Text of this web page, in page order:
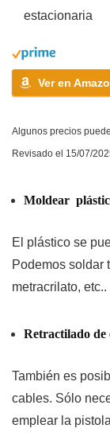
estacionaria
Ver en
Algunos precios
Revisado el 15/07/
Moldear
El plástico se
Podemos soldar
metracrilato, etc..
Retractilado de
También es
cables. Sólo
emplear la